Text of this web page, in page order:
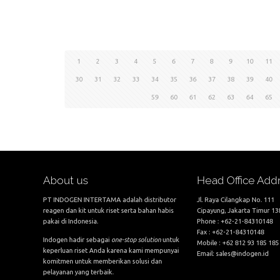
1 2 3 4 5 6 7 8 9 10 11
30 31 32 33 34 35 36 37 38 39 40
59 60 61 62 63 64 65
About us
PT INDOGEN INTERTAMA adalah distributor
reagen dan kit untuk riset serta bahan habis
pakai di Indonesia.
Indogen hadir sebagai one-stop solutionuntuk
keperluan riset Anda karena kami mempunyai
komitmen untuk memberikan solusi dan
pelayanan yang terbaik.
Head Office
Jl. Raya Cilangkap No. 111
Cipayung, Jakarta Timur
Phone : +62-21-84310148
Fax : +62-21-84310148
Mobile : +62 812 93 185 185
Email: sales@indogen.id